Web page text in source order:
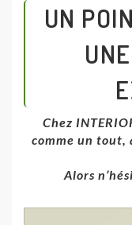
UN
Chez
comme un tout,
Alors